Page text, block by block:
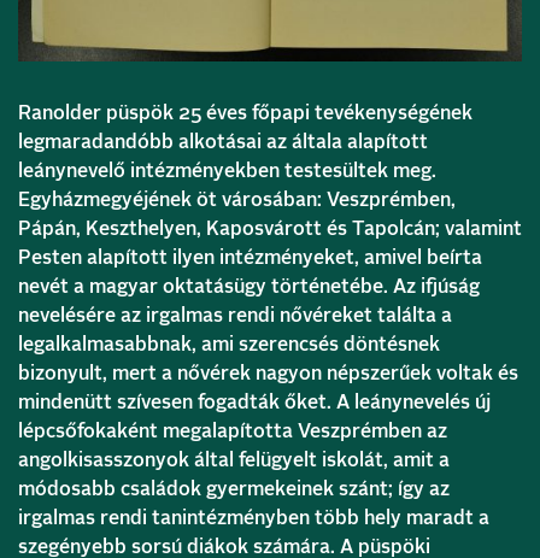
Ranolder püspök 25 éves főpapi tevékenységének
legmaradandóbb alkotásai az általa alapított
leánynevelő intézményekben testesültek meg.
Egyházmegyéjének öt városában: Veszprémben,
Pápán, Keszthelyen, Kaposvárott és Tapolcán; valamint
Pesten alapított ilyen intézményeket, amivel beírta
nevét a magyar oktatásügy történetébe. Az ifjúság
nevelésére az irgalmas rendi nővéreket találta a
legalkalmasabbnak, ami szerencsés döntésnek
bizonyult, mert a nővérek nagyon népszerűek voltak és
mindenütt szívesen fogadták őket. A leánynevelés új
lépcsőfokaként megalapította Veszprémben az
angolkisasszonyok által felügyelt iskolát, amit a
módosabb családok gyermekeinek szánt; így az
irgalmas rendi tanintézményben több hely maradt a
szegényebb sorsú diákok számára. A püspöki